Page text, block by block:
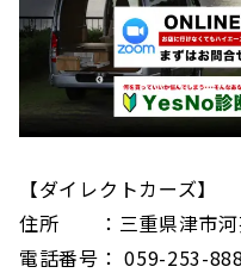
【ダイレクトカーズ】
住所 ：三重県津市河
電話番号： 059-253-